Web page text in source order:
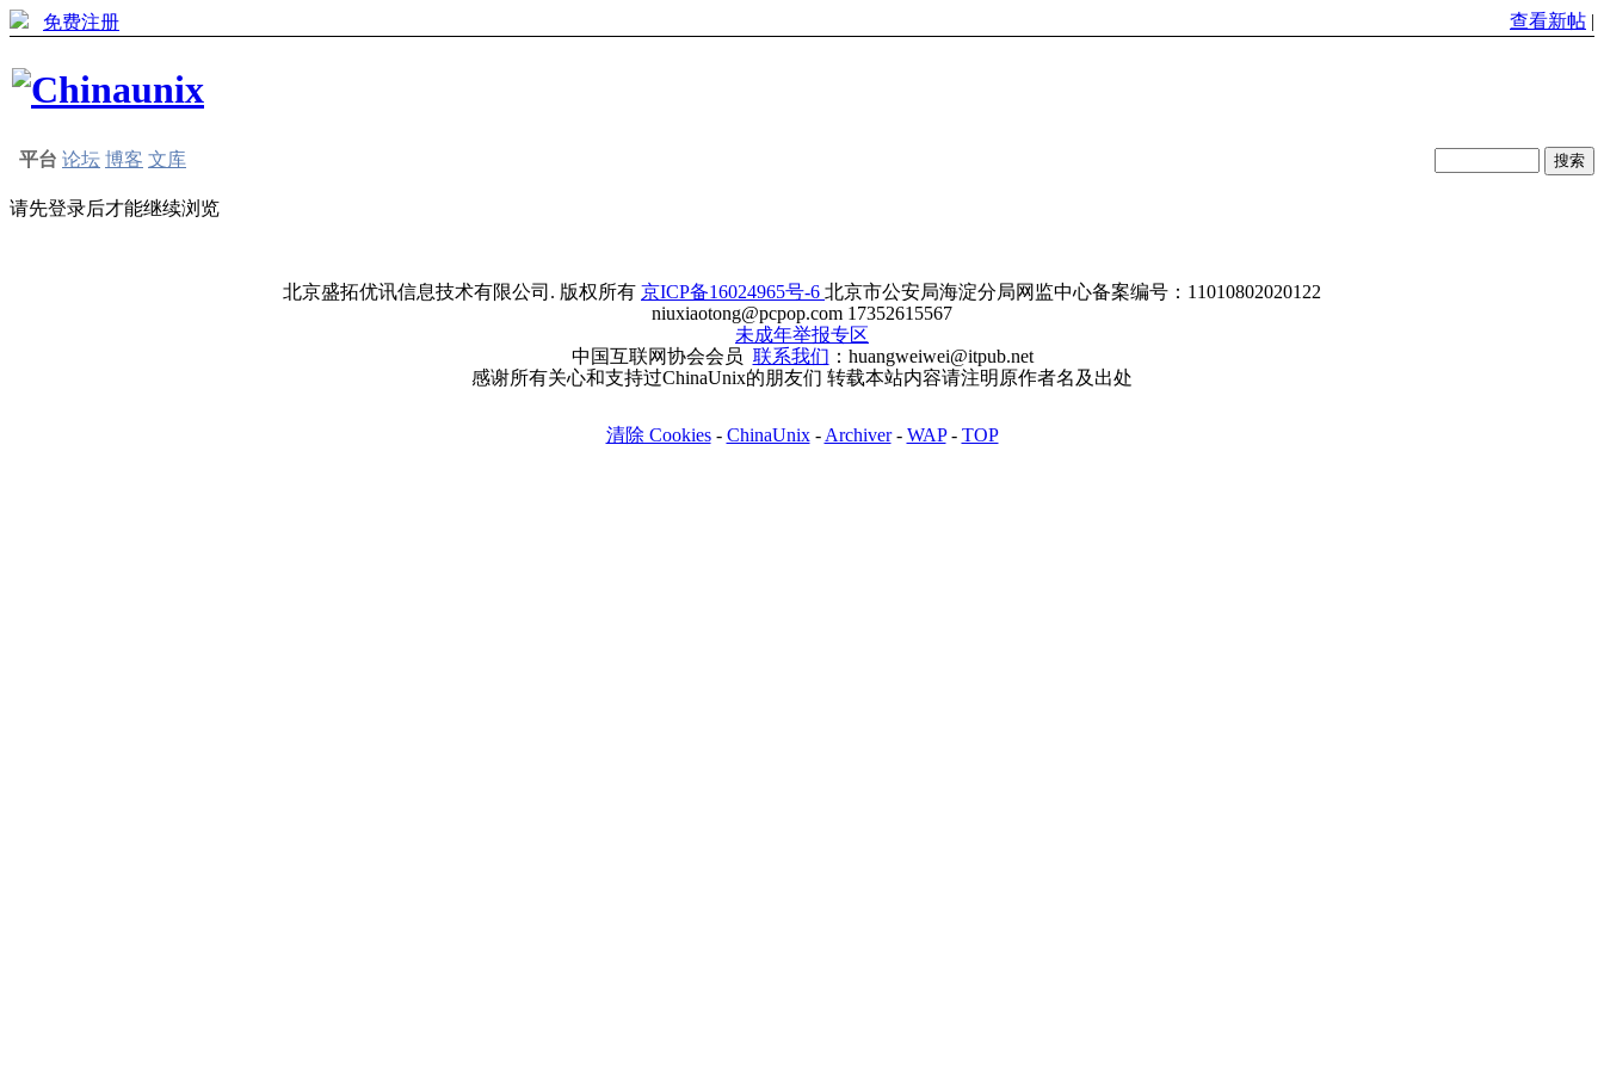
免费注册 查看新帖 |
平台 论坛 博客 文库
请先登录后才能继续浏览
北京盛拓优讯信息技术有限公司. 版权所有 京ICP备16024965号-6 北京市公安局海淀分局网监中心备案编号：11010802020122
niuxiaotong@pcpop.com 17352615567
未成年举报专区
中国互联网协会会员 联系我们 ：huangweiwei@itpub.net
感谢所有关心和支持过ChinaUnix的朋友们 转载本站内容请注明原作者名及出处
清除 Cookies- ChinaUnix- Archiver- WAP- TOP